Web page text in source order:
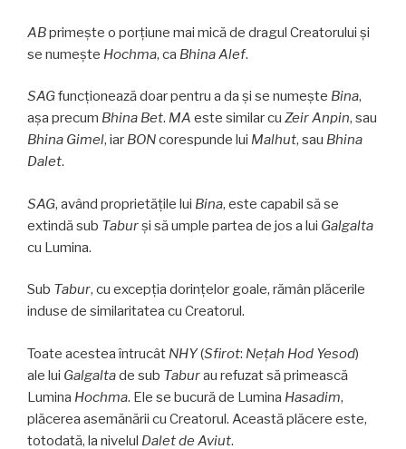
ABprimește o porțiune mai mică de dragul Creatorului și
se numește Hochma, ca Bhina Alef.
SAGfuncționează doar pentru a da și se numește Bina,
așa precum Bhina Bet. MA este similar cu Zeir Anpin, sau
Bhina Gimel, iar BONcorespunde lui Malhut, sau Bhina
Dalet.
SAG, având proprietățile lui Bina, este capabil să se
extindă sub Taburși să umple partea de jos a lui Galgalta
cu Lumina.
Sub Tabur, cu excepția dorințelor goale, rămân plăcerile
induse de similaritatea cu Creatorul.
Toate acestea întrucât NHY(Sfirot: Neţah Hod Yesod)
ale lui Galgaltade sub Taburau refuzat să primească
Lumina Hochma. Ele se bucură de Lumina Hasadim,
plăcerea asemănării cu Creatorul. Această plăcere este,
totodată, la nivelul Dalet de Aviut.